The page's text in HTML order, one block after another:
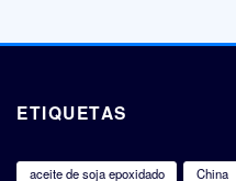
ETIQUETAS
aceite de soja epoxidado China